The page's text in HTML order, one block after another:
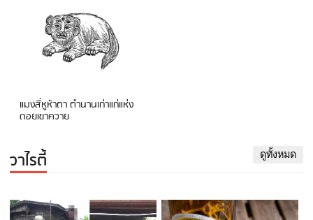
แมงสี่หูห้าตา ตำนานเก่าแก่แห่ง
ดอยเขาควาย
วาไรตี้ ดูทั้งหมด